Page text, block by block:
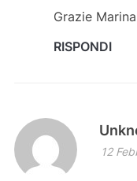
Grazie
RISPONDI
12